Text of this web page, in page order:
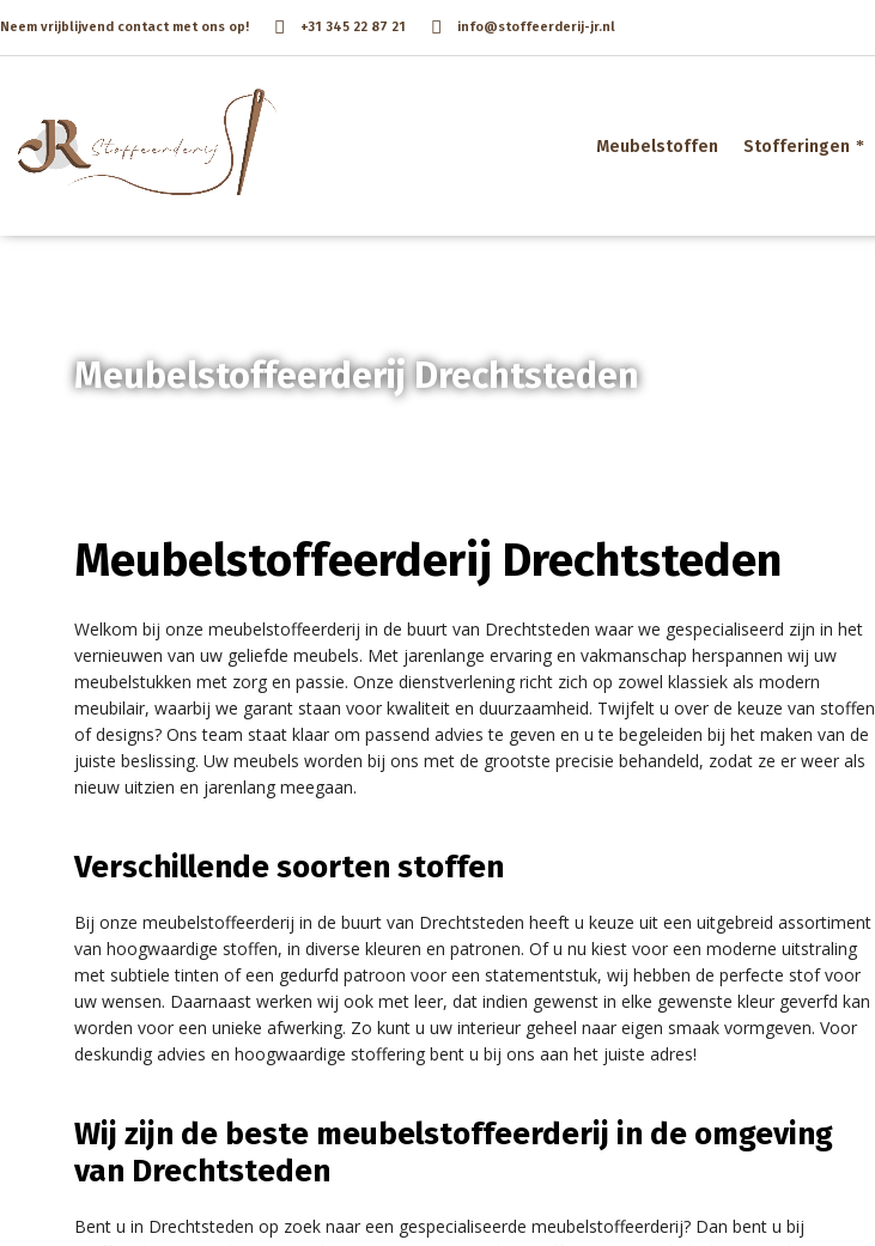
Neem vrijblijvend contact met ons op! +31 345 22 87 21 info@stoffeerderij-jr.nl
Meubelstoffen Stofferingen
Meubelstoffeerderij Drechtsteden
Meubelstoffeerderij Drechtsteden
Welkom bij onze meubelstoffeerderij in de buurt van Drechtsteden waar we gespecialiseerd zijn in het
vernieuwen van uw geliefde meubels. Met jarenlange ervaring en vakmanschap herspannen wij uw
meubelstukken met zorg en passie. Onze dienstverlening richt zich op zowel klassiek als modern
meubilair, waarbij we garant staan voor kwaliteit en duurzaamheid. Twijfelt u over de keuze van stoffen
of designs? Ons team staat klaar om passend advies te geven en u te begeleiden bij het maken van de
juiste beslissing. Uw meubels worden bij ons met de grootste precisie behandeld, zodat ze er weer als
nieuw uitzien en jarenlang meegaan.
Verschillende soorten stoffen
Bij onze meubelstoffeerderij in de buurt van Drechtsteden heeft u keuze uit een uitgebreid assortiment
van hoogwaardige stoffen, in diverse kleuren en patronen. Of u nu kiest voor een moderne uitstraling
met subtiele tinten of een gedurfd patroon voor een statementstuk, wij hebben de perfecte stof voor
uw wensen. Daarnaast werken wij ook met leer, dat indien gewenst in elke gewenste kleur geverfd kan
worden voor een unieke afwerking. Zo kunt u uw interieur geheel naar eigen smaak vormgeven. Voor
deskundig advies en hoogwaardige stoffering bent u bij ons aan het juiste adres!
Wij zijn de beste meubelstoffeerderij in de omgeving
van Drechtsteden
Bent u in Drechtsteden op zoek naar een gespecialiseerde meubelstoffeerderij? Dan bent u bij